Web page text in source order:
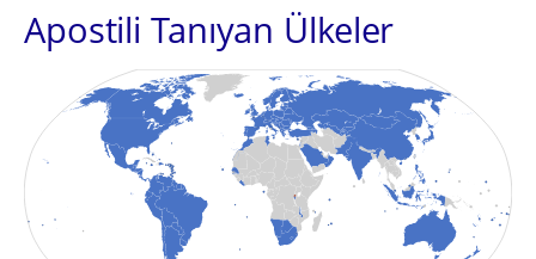
Apostili Tanıyan Ülkeler